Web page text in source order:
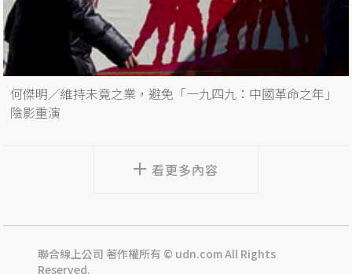
何傑明／維持未竟之業，避免「一九四九：中國革命之年」
陰影重演
看更多內容
聯合線上公司 著作權所有 © udn.com All Rights
Reserved.